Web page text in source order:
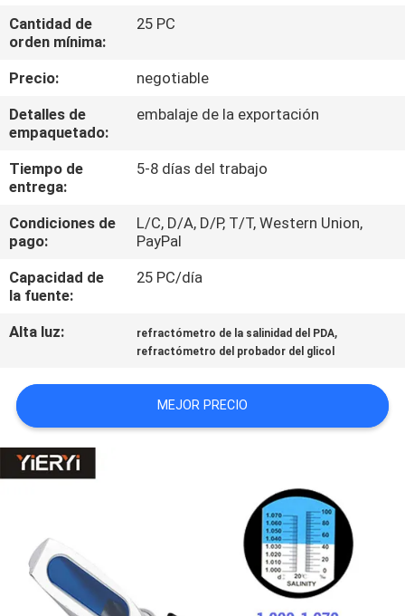
CONTROL
CALIDAD
CONTACTO
TODOS
LOS
CASOS
MAPA
DEL
SITIO
POLICY
Cantidad de
orden mínima:
25 PC
Precio:
negotiable
Detalles de
empaquetado:
embalaje de la exportación
Tiempo de
entrega:
5-8 días del trabajo
Condiciones de
pago:
L/C, D/A, D/P, T/T, Western Union,
PayPal
Capacidad de
la fuente:
25 PC/día
Alta luz: refractómetro de la salinidad del PDA,
refractómetro del probador del glicol
MEJOR PRECIO